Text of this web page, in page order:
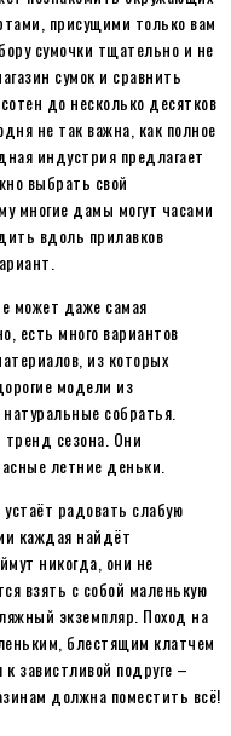
присущими только вам
сумочки тщательно и не
сумок и сравнить
до несколько десятков
не так важна, как полное
индустрия предлагает
выбрать свой
многие дамы могут часами
вдоль прилавков
может даже самая
есть много вариантов
из которых
модели из
собратья.
сезона. Они
летние деньки.
радовать слабую
каждая найдёт
никогда, они не
взять с собой маленькую
экземпляр. Поход на
блестящим клатчем
завистливой подруге –
должна поместить всё!